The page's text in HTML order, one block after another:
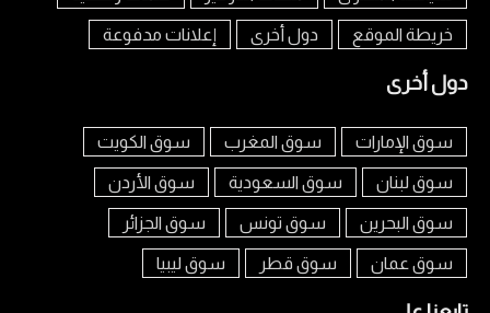
خريطة الموقع دول أخرى إعلانات مدفوعة
دول أخرى
سوق الإمارات سوق المغرب سوق الكويت
سوق لبنان سوق السعودية سوق الأردن
سوق البحرين سوق تونس سوق الجزائر
سوق عمان سوق قطر سوق ليبيا